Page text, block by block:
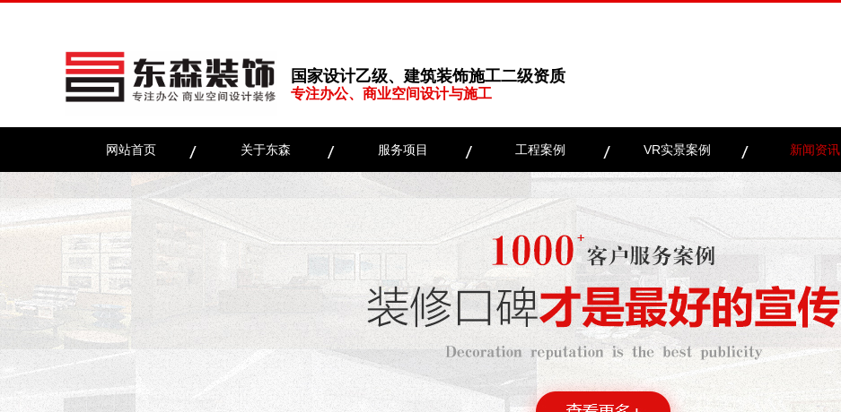
国家设计乙级、建筑装饰施工二级资质
专注办公、商业空间设计与施工
网站首页 关于东森 服务项目 工程案例 VR实景案例 新闻资讯